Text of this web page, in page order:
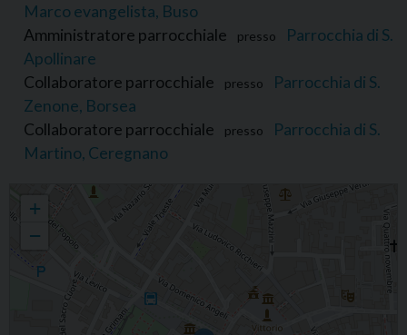
Marco evangelista, Buso
Amministratore parrocchiale
presso
Parrocchia di S.
Apollinare
Collaboratore parrocchiale
presso
Parrocchia di S.
Zenone, Borsea
Collaboratore parrocchiale
presso
Parrocchia di S.
Martino, Ceregnano
Piero Mandruzzato
+
−